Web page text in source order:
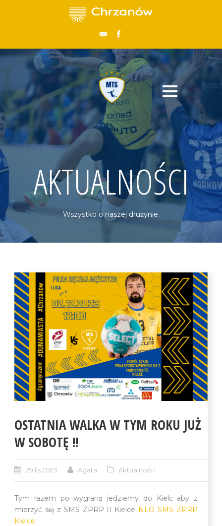
AKTUALNOŚCI
Wszystko o naszej drużynie.
OSTATNIA WALKA W TYM ROKU JUŻ
W SOBOTĘ !!
29 lis 2023 Agata Aktualności
Tym razem po wygraną jedziemy do Kielc aby z
mierzyć się z SMS ZPRP II Kielce NLO SMS ZPRP
Kielce